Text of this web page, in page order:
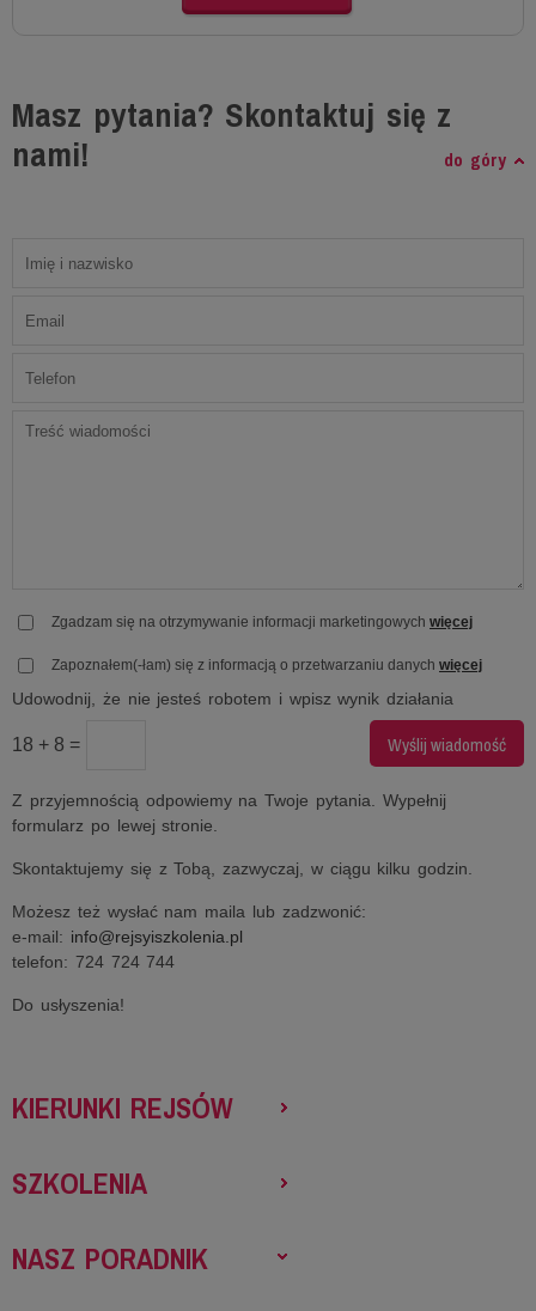
Masz pytania? Skontaktuj się z
nami!
do góry
Zgadzam się na otrzymywanie informacji marketingowych więcej
Zapoznałem(-łam) się z informacją o przetwarzaniu danych więcej
Udowodnij, że nie jesteś robotem i wpisz wynik działania
18 + 8 =
Z przyjemnością odpowiemy na Twoje pytania. Wypełnij
formularz po lewej stronie.
Skontaktujemy się z Tobą, zazwyczaj, w ciągu kilku godzin.
Możesz też wysłać nam maila lub zadzwonić:
e-mail: info@rejsyiszkolenia.pl
telefon: 724 724 744
Do usłyszenia!
KIERUNKI REJSÓW
SZKOLENIA
NASZ PORADNIK